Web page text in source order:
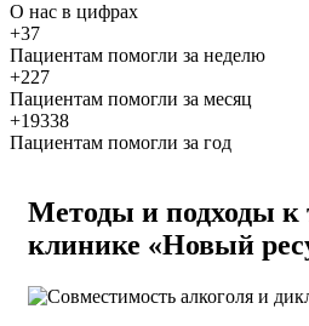
О нас в цифрах
+37
Пациентам помогли за неделю
+227
Пациентам помогли за месяц
+19338
Пациентам помогли за год
Методы и подходы к
клинике «Новый